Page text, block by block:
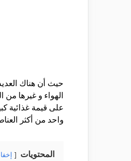
حيث أن هناك
الهواء و غيرها
على قيمة غذائية
واحد من أكثر
المحتويات